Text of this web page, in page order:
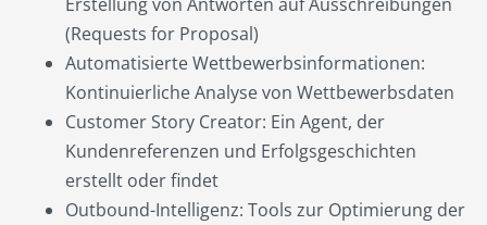
(Requests for Proposal)
Automatisierte Wettbewerbsinformationen:
Kontinuierliche Analyse von Wettbewerbsdaten
Customer Story Creator: Ein Agent, der
Kundenreferenzen und Erfolgsgeschichten
erstellt oder findet
Outbound-Intelligenz: Tools zur Optimierung der